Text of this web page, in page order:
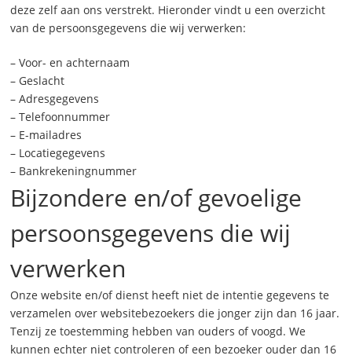
deze zelf aan ons verstrekt. Hieronder vindt u een overzicht
van de persoonsgegevens die wij verwerken:
– Voor- en achternaam
– Geslacht
– Adresgegevens
– Telefoonnummer
– E-mailadres
– Locatiegegevens
– Bankrekeningnummer
Bijzondere en/of gevoelige
persoonsgegevens die wij
verwerken
Onze website en/of dienst heeft niet de intentie gegevens te
verzamelen over websitebezoekers die jonger zijn dan 16 jaar.
Tenzij ze toestemming hebben van ouders of voogd. We
kunnen echter niet controleren of een bezoeker ouder dan 16